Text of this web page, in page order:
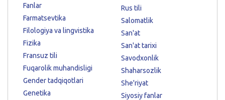
Fanlar
Farmatsevtika
Filologiya va lingvistika
Fizika
Fransuz tili
Fuqarolik muhandisligi
Gender tadqiqotlari
Genetika
Rus tili
Salomatlik
San'at
San'at tarixi
Savodxonlik
Shaharsozlik
She'riyat
Siyosiy fanlar